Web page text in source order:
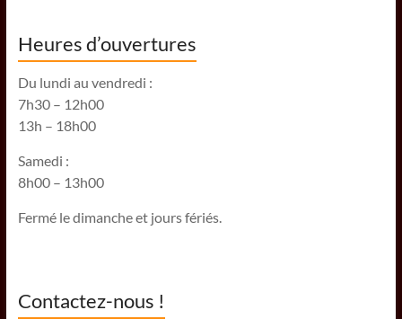
Heures d’ouvertures
Du lundi au vendredi :
7h30 – 12h00
13h – 18h00
Samedi :
8h00 – 13h00
Fermé le dimanche et jours fériés.
Contactez-nous !